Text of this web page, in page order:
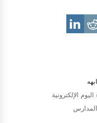
الإلكترونية
المدارس